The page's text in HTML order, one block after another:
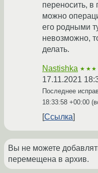
переносить, в
можно
его родными
невозможно,
делать.
Nastishka
17.11.2021
Последнее
18:33:58 +00:00
Ссылка
Вы не можете
перемещена в архив.